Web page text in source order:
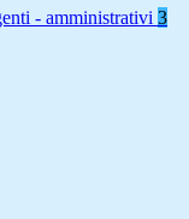
- amministrativi 3